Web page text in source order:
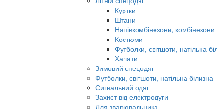
Куртки
Штани
Напівкомбінезони, комбінезони
Костюми
Футболки, світшоти, натільна
Халати
Зимовий спецодяг
Футболки, світшоти, натільна білизна
Сигнальний одяг
Захист від електродуги
Для зварювальника